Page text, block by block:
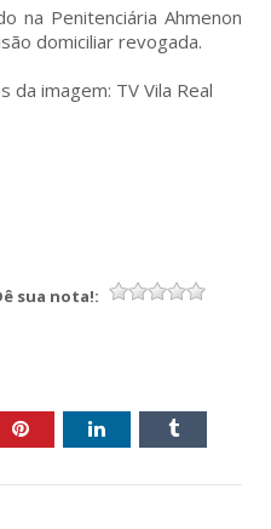
na Penitenciária Ahmenon
domiciliar revogada.
da imagem: TV Vila Real
sua nota!: